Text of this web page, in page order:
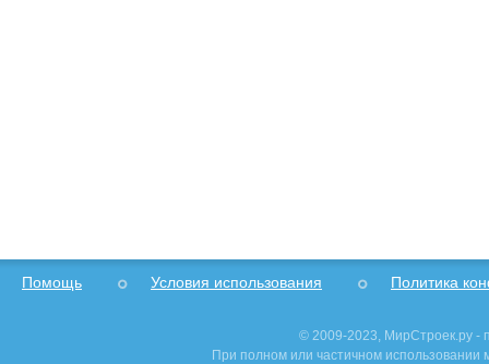
Помощь Условия использования Политика
© 2009-2023, МирСтроек.ру -
При полном или частичном использовании